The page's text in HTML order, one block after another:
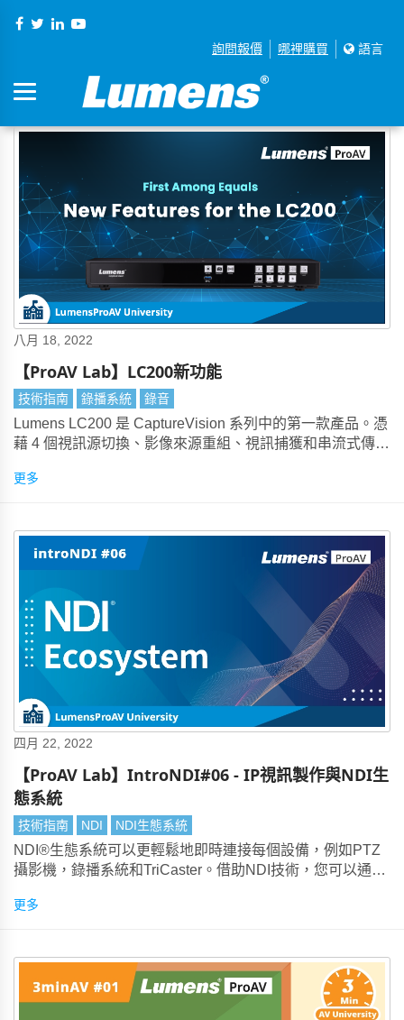
詢問報價 哪裡購買 語言
八月 18, 2022
【ProAV Lab】LC200新功能
技術指南 錄播系統 錄音
Lumens LC200 是 CaptureVision 系列中的第一款產品。憑
藉 4 個視訊源切換、影像來源重組、視訊捕獲和串流式傳
公共部門組織和企業公司的一大熱門產品。
更多
四月 22, 2022
【ProAV Lab】IntroNDI#06 - IP視訊製作與NDI生
態系統
技術指南 NDI NDI生態系統
NDI®生態系統可以更輕鬆地即時連接每個設備，例如PTZ
攝影機，錄播系統和TriCaster。借助NDI技術，您可以通過
工作流程。
更多